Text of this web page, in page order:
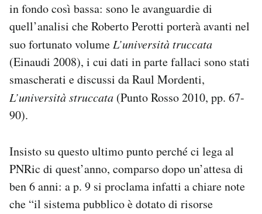
in fondo così bassa: sono le avanguardie di
quell’analisi che Roberto Perotti porterà avanti nel
suo fortunato volume L’università truccata
(Einaudi 2008), i cui dati in parte fallaci sono stati
smascherati e discussi da Raul Mordenti,
L’università struccata (Punto Rosso 2010, pp. 67-
90).
Insisto su questo ultimo punto perché ci lega al
PNRic di quest’anno, comparso dopo un’attesa di
ben 6 anni: a p. 9 si proclama infatti a chiare note
che “il sistema pubblico è dotato di risorse